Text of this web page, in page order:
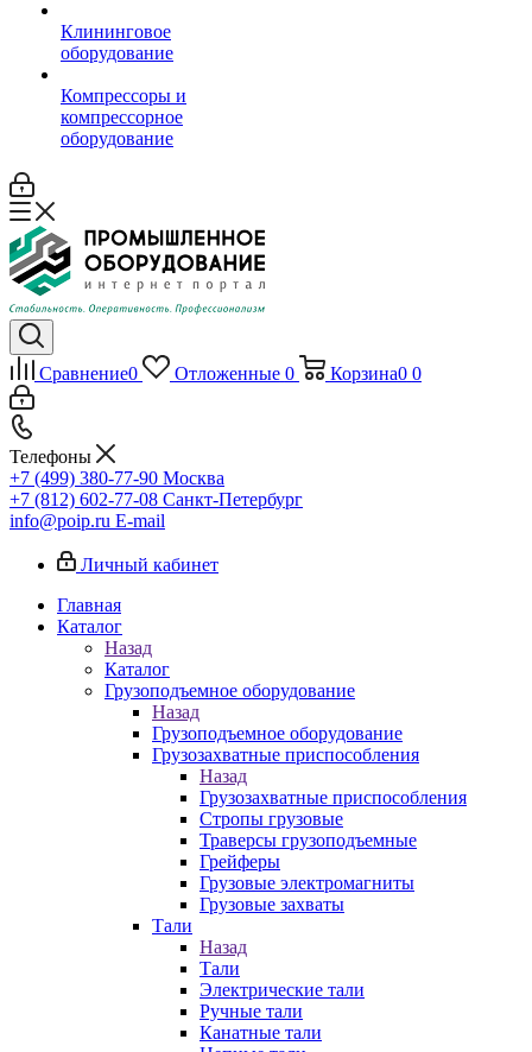
Клининговое
оборудование
Компрессоры и
компрессорное
оборудование
Сравнение0 Отложенные 0 Корзина0 0
Телефоны
+7 (499) 380-77-90 Москва
+7 (812) 602-77-08 Санкт-Петербург
info@poip.ru E-mail
Личный кабинет
Главная
Каталог
Назад
Каталог
Грузоподъемное оборудование
Назад
Грузоподъемное оборудование
Грузозахватные приспособления
Назад
Грузозахватные приспособления
Стропы грузовые
Траверсы грузоподъемные
Грейферы
Грузовые электромагниты
Грузовые захваты
Тали
Назад
Тали
Электрические тали
Ручные тали
Канатные тали